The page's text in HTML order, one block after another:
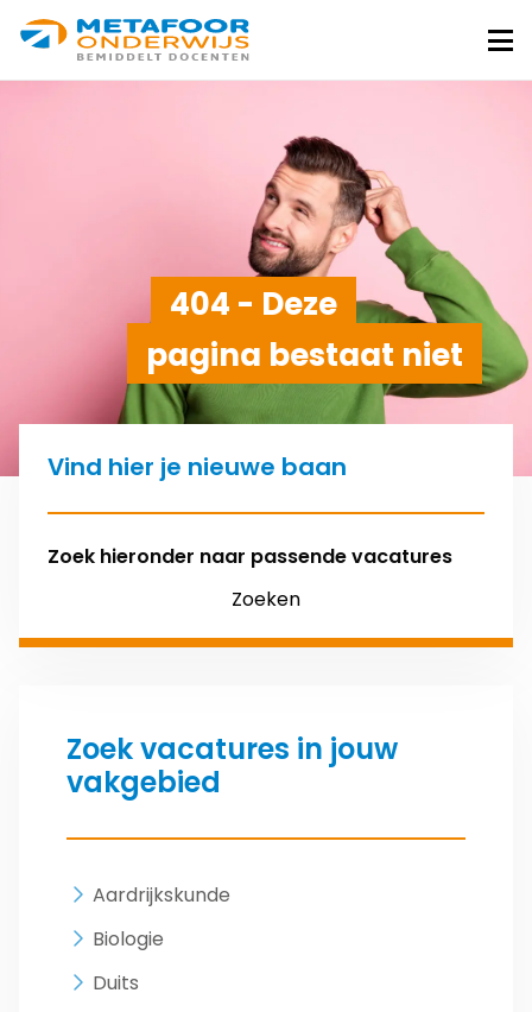
Metafoor
Onderwijs
404 - Deze
pagina bestaat niet
Vind hier je nieuwe baan
Zoek hieronder naar passende vacatures
Zoeken
Zoek vacatures in jouw
vakgebied
Aardrijkskunde
Biologie
Duits